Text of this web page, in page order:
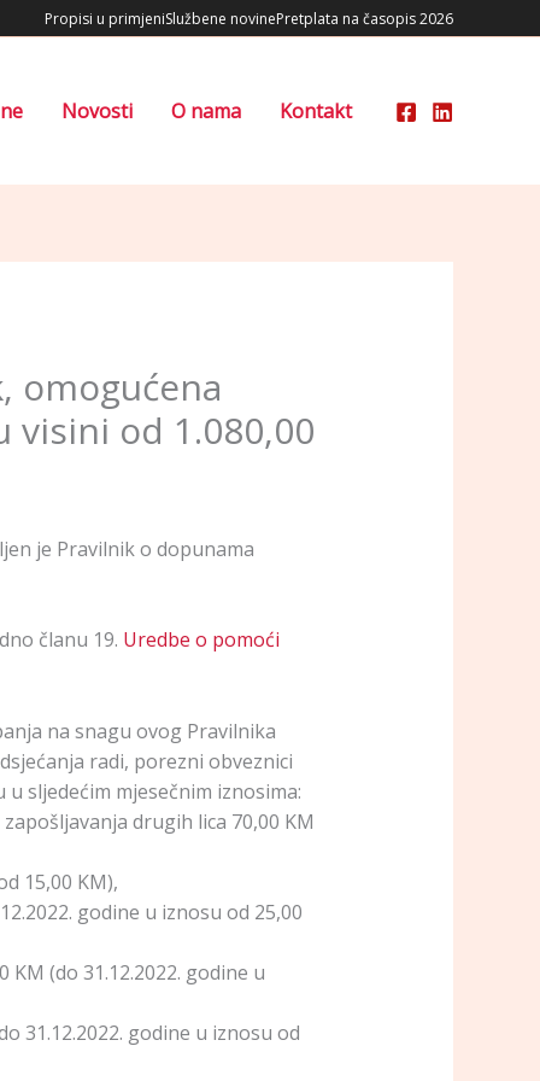
Propisi u primjeniSlužbene novinePretplata na časopis 2026
Novosti O nama Kontakt
omogućena
od 1.080,00
je Pravilnik o dopunama
članu 19. Uredbe o pomoći
na snagu ovog Pravilnika
radi, porezni obveznici
sljedećim mjesečnim iznosima:
drugih lica 70,00 KM
15,00 KM),
godine u iznosu od 25,00
(do 31.12.2022. godine u
31.12.2022. godine u iznosu od